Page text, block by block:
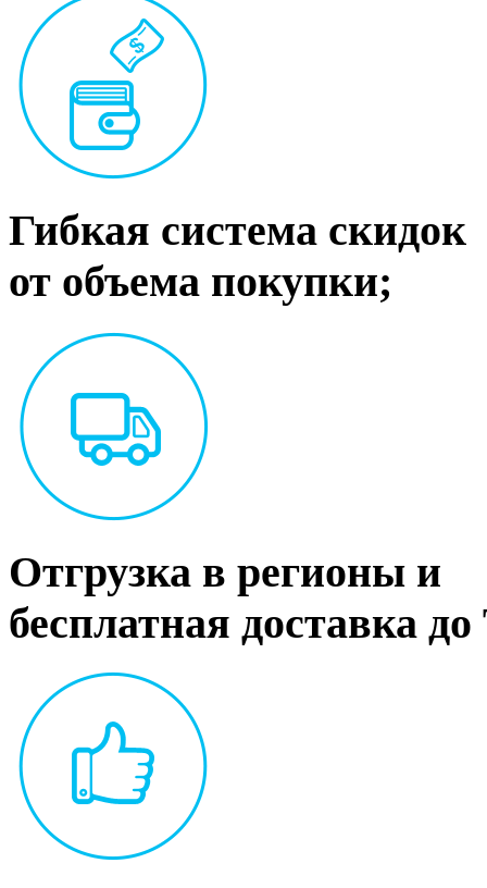
Гибкая система скидок
от объема покупки;
Отгрузка в регионы и
бесплатная доставка